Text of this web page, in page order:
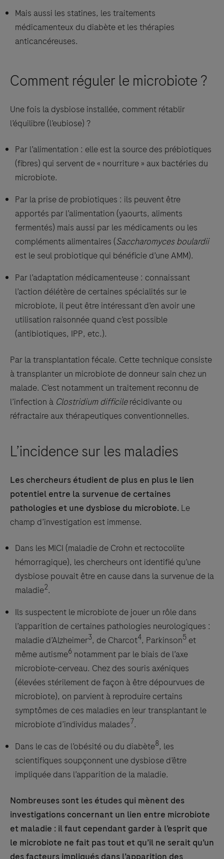
Mais aussi les statines, les traitements
médicamenteux du diabète et les thérapies
anticancéreuses.
Comment réguler le microbiote ?
Une fois la dysbiose installée, comment rétablir
l’équilibre (l’eubiose) ?
Par l’alimentation : elle est la source des prébiotiques
(fibres) qui servent de « nourriture » aux bactéries du
microbiote.
Par la prise de probiotiques : ils peuvent être
apportés par l’alimentation (yaourts, aliments
fermentés) mais aussi par les médicaments ou les
compléments alimentaires (Saccharomyces boulardii
est le seul probiotique qui bénéficie d’une AMM).
Par l’adaptation médicamenteuse : connaissant
l’action délétère de certaines spécialités sur le
microbiote, il peut être intéressant d’en avoir une
utilisation raisonnée quand c’est possible
(antibiotiques, IPP, etc.).
Par la transplantation fécale. Cette technique consiste
à transplanter un microbiote de donneur sain chez un
malade. C’est notamment un traitement reconnu de
l’infection à Clostridium difficilerécidivante ou
réfractaire aux thérapeutiques conventionnelles.
L’incidence sur les maladies
Les chercheurs étudient de plus en plus le lien
potentiel entre la survenue de certaines
pathologies et une dysbiose du microbiote. Le
champ d’investigation est immense.
Dans les MICI (maladie de Crohn et rectocolite
hémorragique), les chercheurs ont identifié qu’une
dysbiose pouvait être en cause dans la survenue de la
maladie2.
Ils suspectent le microbiote de jouer un rôle dans
l’apparition de certaines pathologies neurologiques :
maladie d’Alzheimer3, de Charcot4, Parkinson5 et
même autisme6 notamment par le biais de l’axe
microbiote-cerveau. Chez des souris axéniques
(élevées stérilement de façon à être dépourvues de
microbiote), on parvient à reproduire certains
symptômes de ces maladies en leur transplantant le
microbiote d’individus malades7.
Dans le cas de l’obésité ou du diabète8, les
scientifiques soupçonnent une dysbiose d’être
impliquée dans l’apparition de la maladie.
Nombreuses sont les études qui mènent des
investigations concernant un lien entre microbiote
et maladie : il faut cependant garder à l’esprit que
le microbiote ne fait pas tout et qu’il ne serait qu’un
des facteurs impliqués dans l’apparition des